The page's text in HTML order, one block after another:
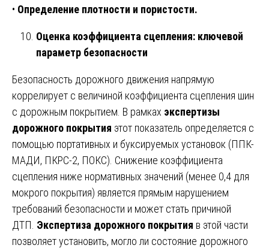
• Определение плотности и пористости.
Оценка коэффициента сцепления: ключевой
параметр безопасности
Безопасность дорожного движения напрямую
коррелирует с величиной коэффициента сцепления шин
с дорожным покрытием. В рамках экспертизы
дорожного покрытия этот показатель определяется с
помощью портативных и буксируемых установок (ППК-
МАДИ, ПКРС-2, ПОКС). Снижение коэффициента
сцепления ниже нормативных значений (менее 0,4 для
мокрого покрытия) является прямым нарушением
требований безопасности и может стать причиной
ДТП. Экспертиза дорожного покрытия в этой части
позволяет установить, могло ли состояние дорожного